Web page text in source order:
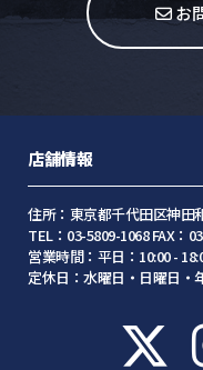
お
店舗情報
住所：東京都千代田区神田
TEL：03-5809-1068 FAX：
営業時間：平日：10:00 -
定休日：水曜日・日曜日・